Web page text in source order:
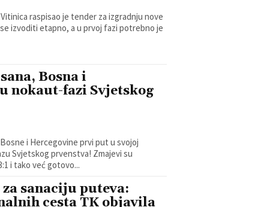
raspisao je tender za izgradnju nove
Bosna i
nokaut-fazi Svjetskog
i Hercegovine prvi put u svojoj
prvenstva! Zmajevi su
i tako već gotovo...
sanaciju puteva:
cesta TK objavila